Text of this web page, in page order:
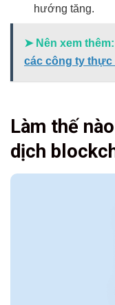
hướng tăng.
➤ Nên xem thêm:
các công ty thực
Làm thế
dịch